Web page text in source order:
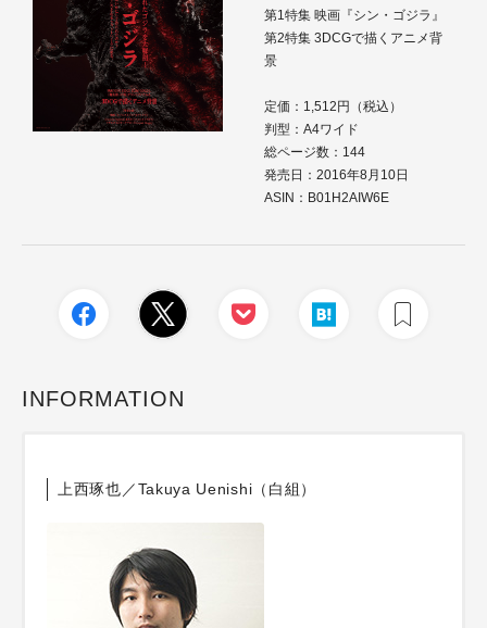
第1特集 映画『シン・ゴジラ』
第2特集 3DCGで描くアニメ背
景
定価：1,512円（税込）
判型：A4ワイド
総ページ数：144
発売日：2016年8月10日
ASIN：B01H2AIW6E
INFORMATION
上西琢也／Takuya Uenishi（白組）